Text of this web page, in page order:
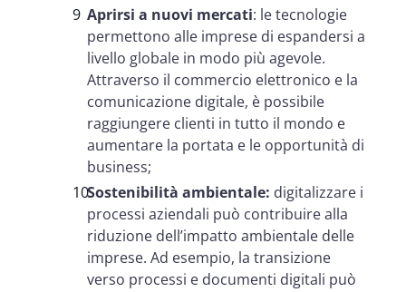
Aprirsi a nuovi mercati: le tecnologie
permettono alle imprese di espandersi a
livello globale in modo più agevole.
Attraverso il commercio elettronico e la
comunicazione digitale, è possibile
raggiungere clienti in tutto il mondo e
aumentare la portata e le opportunità di
business;
Sostenibilità ambientale: digitalizzare i
processi aziendali può contribuire alla
riduzione dell’impatto ambientale delle
imprese. Ad esempio, la transizione
verso processi e documenti digitali può